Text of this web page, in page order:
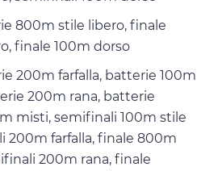
800m stile libero, finale
finale 100m dorso
200m farfalla, batterie 100m
200m rana, batterie
misti, semifinali 100m stile
200m farfalla, finale 800m
200m rana, finale